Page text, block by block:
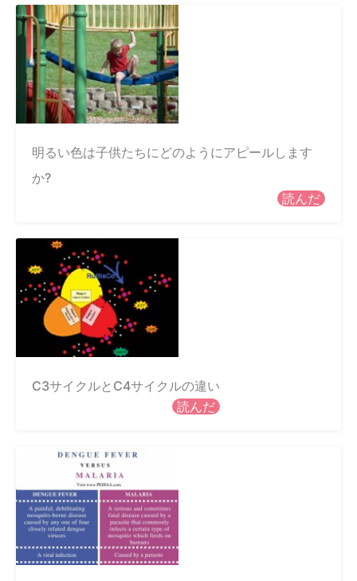
明るい色は子供たちにどのようにアピールします
か?
読んだ
C3サイクルとC4サイクルの違い
読んだ